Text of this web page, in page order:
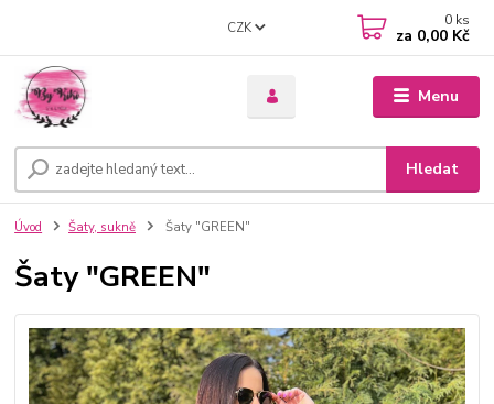
Menu
CZK
Hledat
0 ks
za 0,00 Kč
Úvod Šaty, sukně Šaty "GREEN"
Šaty "GREEN"